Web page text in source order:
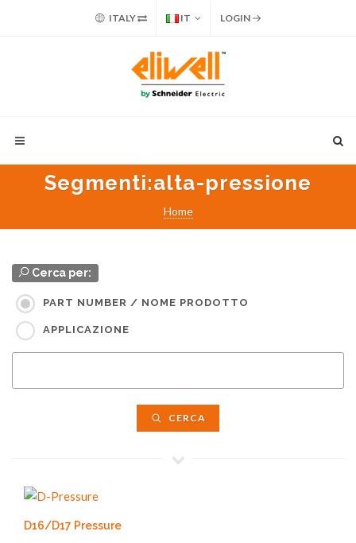
ITALY IT LOGIN
Segmenti:alta-pressione
Home
Cerca per:
PART NUMBER / NOME PRODOTTO
APPLICAZIONE
CERCA
D16/D17 Pressure